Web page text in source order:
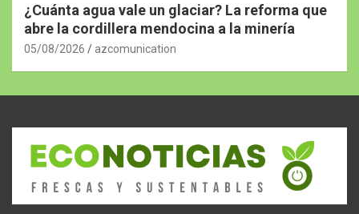
¿Cuánta agua vale un glaciar? La reforma que
abre la cordillera mendocina a la minería
05/08/2026 azcomunication